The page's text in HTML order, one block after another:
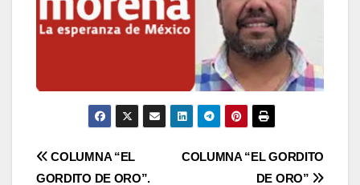
Navegación
COLUMNA “EL GORDITO
DE ORO”
COLUMNA “EL
GORDITO DE ORO”.